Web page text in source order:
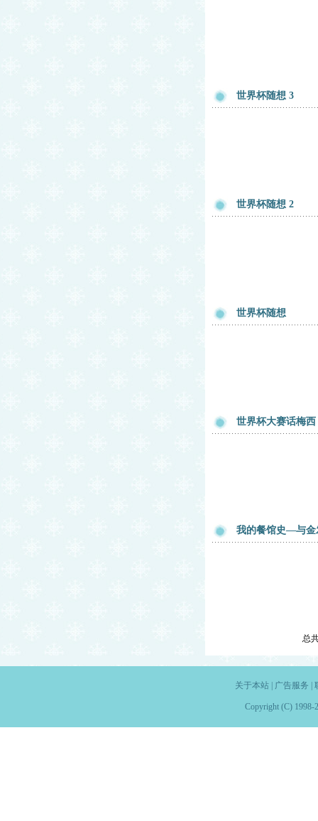
世界杯随想 3
世界杯随想 2
世界杯随想
世界杯大赛话梅西
我的餐馆史—与金
总
关于本站| 广告服务
Copyright (C) 1998-